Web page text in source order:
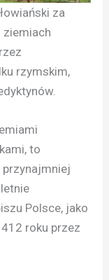
za
ziemiach
rzymskim,
to
Polsce, jako
roku przez